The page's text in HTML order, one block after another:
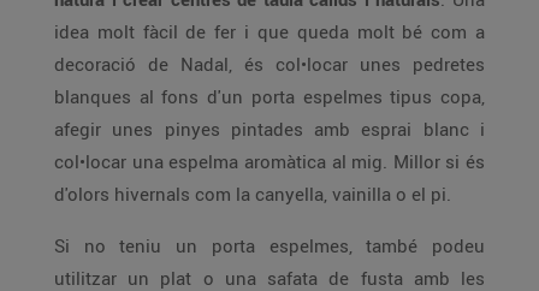
idea molt fàcil de fer i que queda molt bé com a
decoració de Nadal, és col•locar unes pedretes
blanques al fons d'un porta espelmes tipus copa,
afegir unes pinyes pintades amb esprai blanc i
col•locar una espelma aromàtica al mig. Millor si és
d'olors hivernals com la canyella, vainilla o el pi.
Si no teniu un porta espelmes, també podeu
utilitzar un plat o una safata de fusta amb les